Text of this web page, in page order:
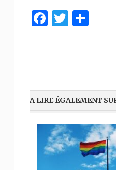
Facebook
A LIRE ÉGALEMENT